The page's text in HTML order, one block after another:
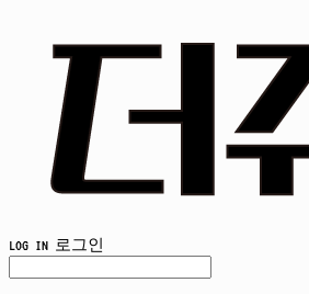
LOG IN 로그인